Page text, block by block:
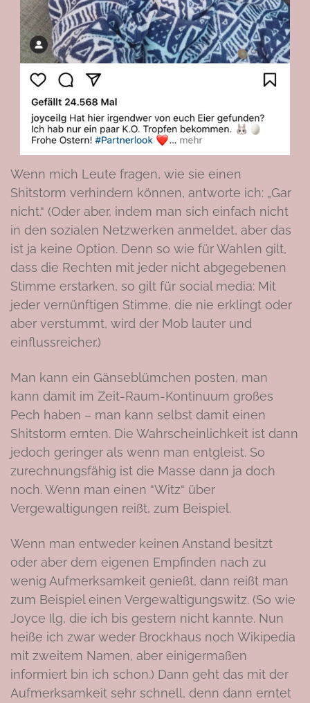
Wenn mich Leute fragen, wie sie einen
Shitstorm verhindern können, antworte ich: „Gar
nicht.“ (Oder aber, indem man sich einfach nicht
in den sozialen Netzwerken anmeldet, aber das
ist ja keine Option. Denn so wie für Wahlen gilt,
dass die Rechten mit jeder nicht abgegebenen
Stimme erstarken, so gilt für social media: Mit
jeder vernünftigen Stimme, die nie erklingt oder
aber verstummt, wird der Mob lauter und
einflussreicher.)
Man kann ein Gänseblümchen posten, man
kann damit im Zeit-Raum-Kontinuum großes
Pech haben – man kann selbst damit einen
Shitstorm ernten. Die Wahrscheinlichkeit ist dann
jedoch geringer als wenn man entgleist. So
zurechnungsfähig ist die Masse dann ja doch
noch. Wenn man einen “Witz“ über
Vergewaltigungen reißt, zum Beispiel.
Wenn man entweder keinen Anstand besitzt
oder aber dem eigenen Empfinden nach zu
wenig Aufmerksamkeit genießt, dann reißt man
zum Beispiel einen Vergewaltigungswitz. (So wie
Joyce Ilg, die ich bis gestern nicht kannte. Nun
heiße ich zwar weder Brockhaus noch Wikipedia
mit zweitem Namen, aber einigermaßen
informiert bin ich schon.) Dann geht das mit der
Aufmerksamkeit sehr schnell, denn dann erntet